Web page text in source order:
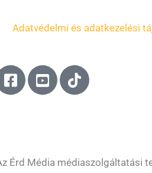
Adatvédelmi és adatkezelési
F
a
o
Y
o
e
T
i
Érd Média médiaszolgáltatási